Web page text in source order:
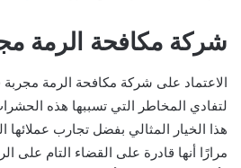
شركة مكافحة الرمة
الاعتماد على شركة مكافحة الرمة مجربة
لتفادي المخاطر التي تسببها هذه
هذا الخيار المثالي بفضل تجارب عملائها
مرارًا أنها قادرة على القضاء التام